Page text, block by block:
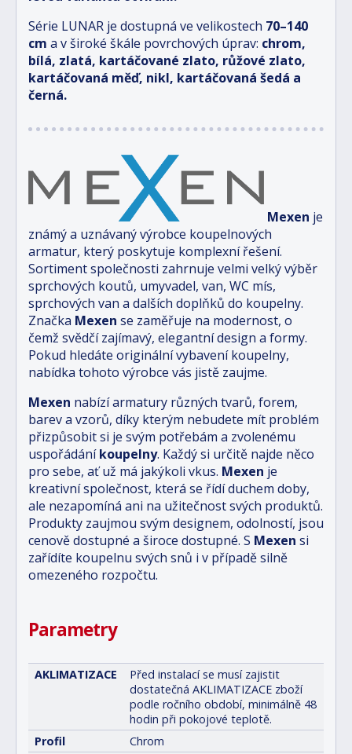
Série LUNAR je dostupná ve velikostech 70–140
cm a v široké škále povrchových úprav: chrom,
bílá, zlatá, kartáčované zlato, růžové zlato,
kartáčovaná měď, nikl, kartáčovaná šedá a
černá.
Mexen je
známý a uznávaný výrobce koupelnových
armatur, který poskytuje komplexní řešení.
Sortiment společnosti zahrnuje velmi velký výběr
sprchových koutů, umyvadel, van, WC mís,
sprchových van a dalších doplňků do koupelny.
Značka Mexen se zaměřuje na modernost, o
čemž svědčí zajímavý, elegantní design a formy.
Pokud hledáte originální vybavení koupelny,
nabídka tohoto výrobce vás jistě zaujme.
Mexen nabízí armatury různých tvarů, forem,
barev a vzorů, díky kterým nebudete mít problém
přizpůsobit si je svým potřebám a zvolenému
uspořádáníkoupelny. Každý si určitě najde něco
pro sebe, ať už má jakýkoli vkus. Mexen je
kreativní společnost, která se řídí duchem doby,
ale nezapomíná ani na užitečnost svých produktů.
Produkty zaujmou svým designem, odolností, jsou
cenově dostupné a široce dostupné. S Mexen si
zařídíte koupelnu svých snů i v případě silně
omezeného rozpočtu.
Parametry
AKLIMATIZACE
Před instalací se musí zajistit
dostatečná AKLIMATIZACE zboží
podle ročního období, minimálně 48
hodin při pokojové teplotě.
Profil
Chrom